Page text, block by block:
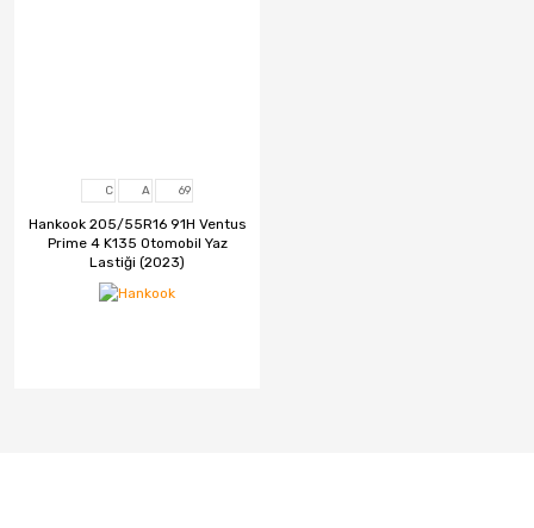
C A 69
Hankook 205/55R16 91H Ventus
Prime 4 K135 Otomobil Yaz
Lastiği (2023)